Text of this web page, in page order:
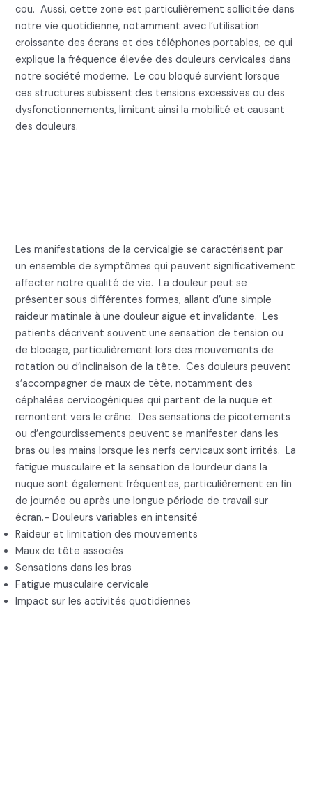
cou. Aussi, cette zone est particulièrement sollicitée dans
notre vie quotidienne, notamment avec l’utilisation
croissante des écrans et des téléphones portables, ce qui
explique la fréquence élevée des douleurs cervicales dans
notre société moderne. Le cou bloqué survient lorsque
ces structures subissent des tensions excessives ou des
dysfonctionnements, limitant ainsi la mobilité et causant
des douleurs.
Les manifestations de la cervicalgie se caractérisent par
un ensemble de symptômes qui peuvent significativement
affecter notre qualité de vie. La douleur peut se
présenter sous différentes formes, allant d’une simple
raideur matinale à une douleur aiguë et invalidante. Les
patients décrivent souvent une sensation de tension ou
de blocage, particulièrement lors des mouvements de
rotation ou d’inclinaison de la tête. Ces douleurs peuvent
s’accompagner de maux de tête, notamment des
céphalées cervicogéniques qui partent de la nuque et
remontent vers le crâne. Des sensations de picotements
ou d’engourdissements peuvent se manifester dans les
bras ou les mains lorsque les nerfs cervicaux sont irrités. La
fatigue musculaire et la sensation de lourdeur dans la
nuque sont également fréquentes, particulièrement en fin
de journée ou après une longue période de travail sur
écran.- Douleurs variables en intensité
Raideur et limitation des mouvements
Maux de tête associés
Sensations dans les bras
Fatigue musculaire cervicale
Impact sur les activités quotidiennes